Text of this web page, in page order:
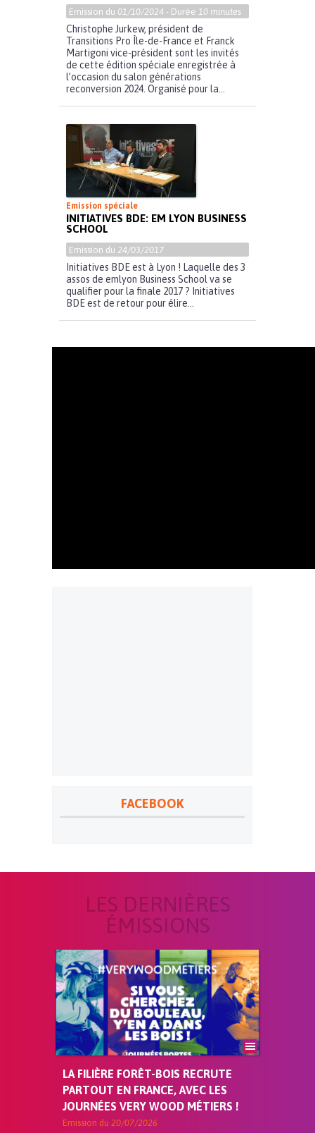
Emission du 01/10/2024 - Durée 10 minutes
Christophe Jurkew, président de
Transitions Pro Île-de-France et Franck
Martigoni vice-président sont les invités
de cette édition spéciale enregistrée à
l’occasion du salon générations
reconversion 2024. Organisé pour la...
Emission spéciale
INITIATIVES BDE: EM LYON BUSINESS
SCHOOL
Emission du 24/03/2017
Initiatives BDE est à Lyon ! Laquelle des 3
assos de emlyon Business School va se
qualifier pour la finale 2017 ? Initiatives
BDE est de retour pour élire...
FACEBOOK
LES DERNIÈRES
ÉMISSIONS
LA FILIÈRE FORÊT-BOIS RECRUTE
PARTOUT EN FRANCE, AVEC LES
JOURNÉES VERY WOOD MÉTIERS !
Emission du 20/07/2026